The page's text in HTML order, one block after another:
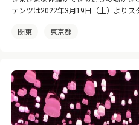
テンツは2022年3月19日（土）よりス
関東 東京都